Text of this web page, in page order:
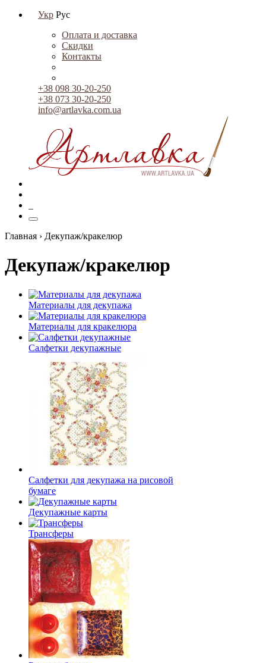
Укр Рус
Оплата и доставка
Скидки
Контакты
+38 098 30-20-250
+38 073 30-20-250
info@artlavka.com.ua
Главная › Декупаж/кракелюр
Декупаж/кракелюр
Материалы для декупажа
Материалы для кракелюра
Cалфетки декупажные
Салфетки для декупажа на рисовой
бумаге
Декупажные карты
Трансферы